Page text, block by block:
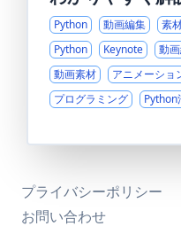
Python 動画編集 素
Python
Keynote 動
動画素材
アニメーショ
プログラミング
Python
プライバシーポリシー
お問い合わせ